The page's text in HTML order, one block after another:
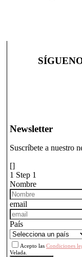
Newsletter
Suscríbete a nuestro
[]
1 Step 1
Nombre
email
País
Acepto las Condiciones
Velada.